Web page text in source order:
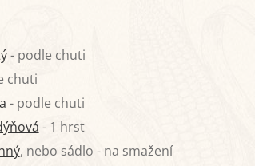
- podle chuti
chuti
- podle chuti
- 1 hrst
, nebo sádlo - na smažení